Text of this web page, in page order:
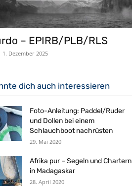
– EPIRB/PLB/RLS
1. Dezember 2025
dich auch interessieren
Foto-Anleitung: Paddel/Ruder
und Dollen bei einem
Schlauchboot nachrüsten
29. Mai 2020
Afrika pur – Segeln und Chartern
in Madagaskar
28. April 2020